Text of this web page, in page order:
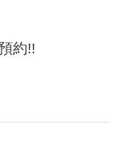
約!!